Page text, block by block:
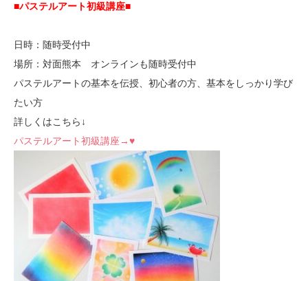
■パステルアート初級講座■
日時：随時受付中
場所：対面熊本 オンラインも随時受付中
パステルアートの基本を伝授、初心者の方、基本をしっかり学び
たい方
詳しくはこちら↓
パステルアート初級講座→♥